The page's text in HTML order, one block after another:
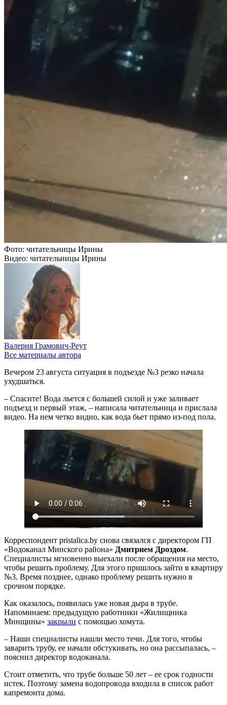
Фото: читательницы Ирины
Видео: читательницы Ирины
Валерия Грамович-Реут
Все материалы автора
Вечером 23 августа ситуация в подъезде №3 резко начала
ухудшаться.
– Спасите! Вода льется с большей силой и уже заливает
подъезд и первый этаж, – написала читательница и прислала
видео. На нем четко видно, как вода бьет прямо из-под пола.
Корреспондент pristalica.by снова связался с директором ГП
«Водоканал Минского района» Дмитрием Дроздом.
Специалисты мгновенно выехали после обращения на место,
чтобы решить проблему. Для этого пришлось зайти в квартиру
№3. Время позднее, однако проблему решить нужно в
срочном порядке.
Как оказалось, появилась уже новая дыра в трубе.
Напоминаем: предыдущую работники «Жилищника
Минщины» закрыли с помощью хомута.
– Наши специалисты нашли место течи. Для того, чтобы
заварить трубу, ее начали обстукивать, но она рассыпалась, –
пояснил директор водоканала.
Стоит отметить, что трубе больше 50 лет – ее срок годности
истек. Поэтому замена водопровода входила в список работ
капремонта дома.